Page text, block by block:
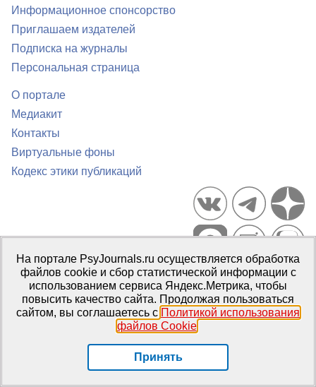
Информационное спонсорство
Приглашаем издателей
Подписка на журналы
Персональная страница
О портале
Медиакит
Контакты
Виртуальные фоны
Кодекс этики публикаций
Портал психологических изданий PsyJournals.ru, 2007–2026
Правила использования материалов
Свидетельство регистрации СМИ
Эл № ФС77-66447 от 14 июля
2016 г.
Репозиторий открытого доступа
На портале PsyJournals.ru осуществляется обработка
файлов cookie и сбор статистической информации с
использованием сервиса Яндекс.Метрика, чтобы
повысить качество сайта. Продолжая пользоваться
сайтом, вы соглашаетесь с Политикой использования
файлов Cookie.
Принять